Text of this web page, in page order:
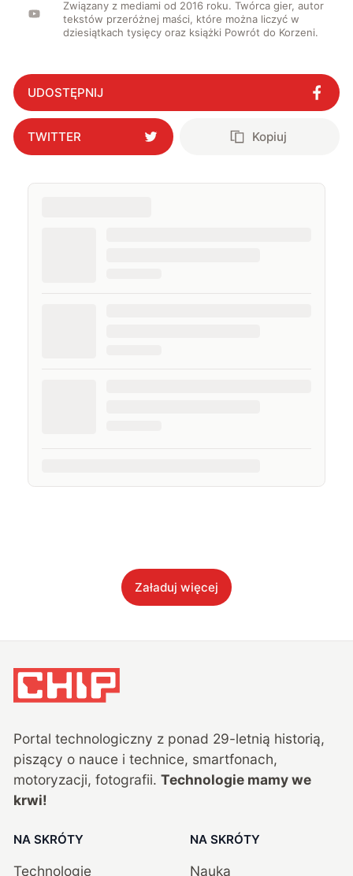
Związany z mediami od 2016 roku. Twórca gier, autor
tekstów przeróżnej maści, które można liczyć w
dziesiątkach tysięcy oraz książki Powrót do Korzeni.
UDOSTĘPNIJ
TWITTER Kopiuj
Załaduj więcej
Portal technologiczny z ponad 29-letnią historią,
piszący o nauce i technice, smartfonach,
motoryzacji, fotografii. Technologie mamy we
krwi!
NA SKRÓTY
Technologie
NA SKRÓTY
Nauka